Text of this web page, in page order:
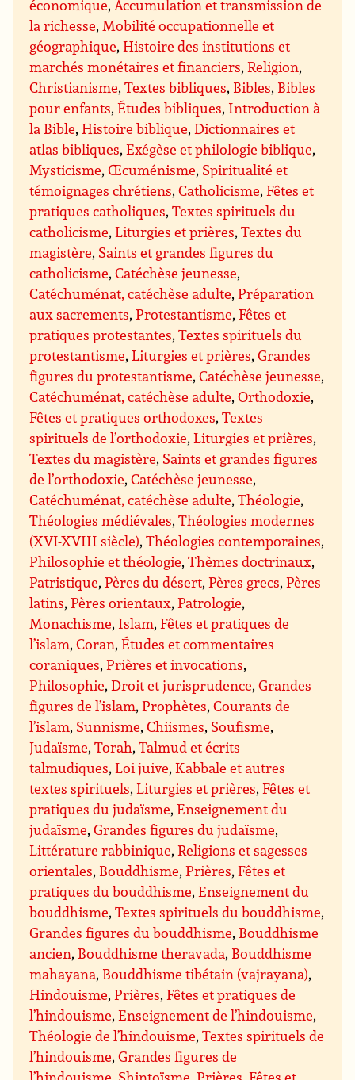
économique, Accumulation et transmission de
la richesse, Mobilité occupationnelle et
géographique,Histoire des institutions et
marchés monétaires et financiers,Religion,
Christianisme,Textes bibliques, Bibles, Bibles
pour enfants,Études bibliques, Introduction à
la Bible,Histoire biblique,Dictionnaires et
atlas bibliques,Exégèse et philologie biblique,
Mysticisme,Œcuménisme, Spiritualité et
témoignages chrétiens,Catholicisme,Fêtes et
pratiques catholiques,Textes spirituels du
catholicisme,Liturgies et prières,Textes du
magistère, Saints et grandes figures du
catholicisme,Catéchèse jeunesse,
Catéchuménat, catéchèse adulte,Préparation
aux sacrements,Protestantisme,Fêtes et
pratiques protestantes,Textes spirituels du
protestantisme,Liturgies et prières,Grandes
figures du protestantisme,Catéchèse jeunesse,
Catéchuménat, catéchèse adulte,Orthodoxie,
Fêtes et pratiques orthodoxes,Textes
spirituels de l’orthodoxie,Liturgies et prières,
Textes du magistère, Saints et grandes figures
de l’orthodoxie,Catéchèse jeunesse,
Catéchuménat, catéchèse adulte,Théologie,
Théologies médiévales,Théologies modernes
(XVI-XVIII siècle),Théologies contemporaines,
Philosophie et théologie,Thèmes doctrinaux,
Patristique,Pères du désert,Pères grecs,Pères
latins,Pères orientaux,Patrologie,
Monachisme, Islam,Fêtes et pratiques de
l’islam,Coran,Études et commentaires
coraniques,Prières et invocations,
Philosophie,Droit et jurisprudence,Grandes
figures de l’islam,Prophètes,Courants de
l’islam, Sunnisme,Chiismes, Soufisme,
Judaïsme,Torah,Talmud et écrits
talmudiques,Loi juive,Kabbale et autres
textes spirituels,Liturgies et prières,Fêtes et
pratiques du judaïsme,Enseignement du
judaïsme,Grandes figures du judaïsme,
Littérature rabbinique,Religions et sagesses
orientales, Bouddhisme,Prières,Fêtes et
pratiques du bouddhisme,Enseignement du
bouddhisme,Textes spirituels du bouddhisme,
Grandes figures du bouddhisme, Bouddhisme
ancien, Bouddhisme theravada, Bouddhisme
mahayana, Bouddhisme tibétain (vajrayana),
Hindouisme,Prières,Fêtes et pratiques de
l’hindouisme,Enseignement de l’hindouisme,
Théologie de l’hindouisme,Textes spirituels de
l’hindouisme,Grandes figures de